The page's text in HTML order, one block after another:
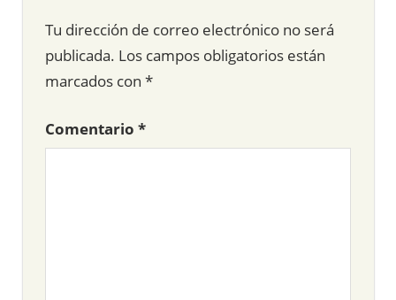
Tu dirección de correo electrónico no será
publicada. Los campos obligatorios están
marcados con *
Comentario *